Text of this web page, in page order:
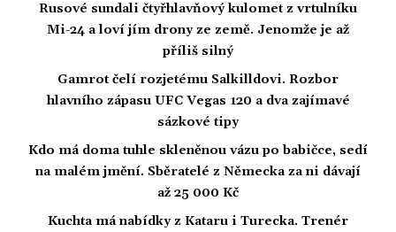
Rusové sundali čtyřhlavňový kulomet z vrtulníku
Mi-24 a loví jím drony ze země. Jenomže je až
příliš silný
Gamrot čelí rozjetému Salkilldovi. Rozbor
hlavního zápasu UFC Vegas 120 a dva zajímavé
sázkové tipy
Kdo má doma tuhle skleněnou vázu po babičce, sedí
na malém jmění. Sběratelé z Německa za ni dávají
až 25 000 Kč
Kuchta má nabídky z Kataru i Turecka. Trenér